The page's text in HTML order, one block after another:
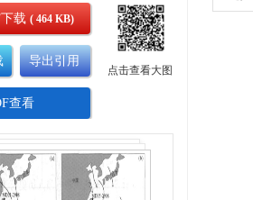
下载( 464 KB)
导出引用
查看
点击查看大图